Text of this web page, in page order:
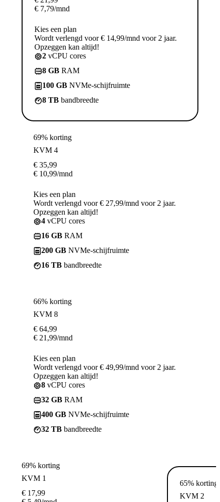
€ 7,79/mnd
Kies een plan
Wordt verlengd voor € 14,99/mnd voor 2 jaar.
Opzeggen kan altijd!
2 vCPU cores
8 GB RAM
100 GB NVMe-schijfruimte
8 TB bandbreedte
69% korting
KVM 4
€ 35,99
€ 10,99/mnd
Kies een plan
Wordt verlengd voor € 27,99/mnd voor 2 jaar.
Opzeggen kan altijd!
4 vCPU cores
16 GB RAM
200 GB NVMe-schijfruimte
16 TB bandbreedte
66% korting
KVM 8
€ 64,99
€ 21,99/mnd
Kies een plan
Wordt verlengd voor € 49,99/mnd voor 2 jaar.
Opzeggen kan altijd!
8 vCPU cores
32 GB RAM
400 GB NVMe-schijfruimte
32 TB bandbreedte
69% korting
KVM 1
€ 17,99
65% korting
KVM 2